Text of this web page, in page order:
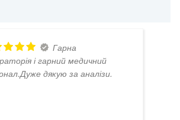
Гарна
і гарний медичний
дякую за аналізи.